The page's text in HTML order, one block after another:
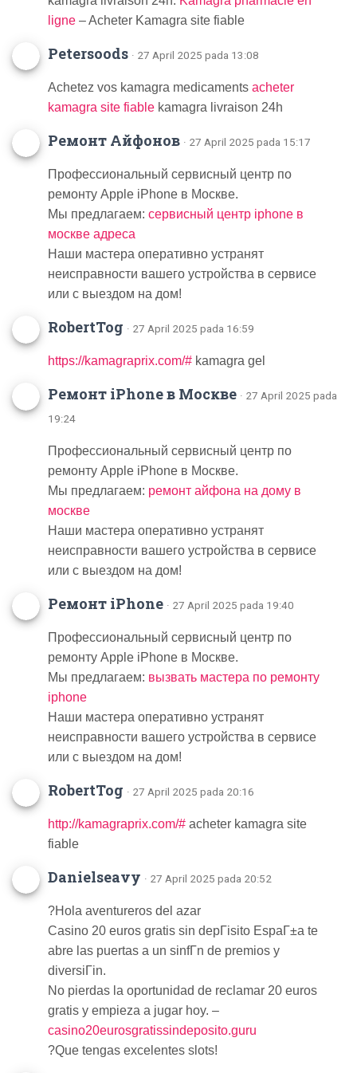
ligne – Acheter Kamagra site fiable
Petersoods · 27 April 2025 pada 13:08
Achetez vos kamagra medicaments acheter
kamagra site fiable kamagra livraison 24h
Ремонт Айфонов · 27 April 2025 pada 15:17
Профессиональный сервисный центр по
ремонту Apple iPhone в Москве.
Мы предлагаем: сервисный центр iphone в
москве адреса
Наши мастера оперативно устранят
неисправности вашего устройства в сервисе
или с выездом на дом!
RobertTog · 27 April 2025 pada 16:59
https://kamagraprix.com/# kamagra gel
Ремонт iPhone в Москве · 27 April 2025 pada
19:24
Профессиональный сервисный центр по
ремонту Apple iPhone в Москве.
Мы предлагаем: ремонт айфона на дому в
москве
Наши мастера оперативно устранят
неисправности вашего устройства в сервисе
или с выездом на дом!
Ремонт iPhone · 27 April 2025 pada 19:40
Профессиональный сервисный центр по
ремонту Apple iPhone в Москве.
Мы предлагаем: вызвать мастера по ремонту
iphone
Наши мастера оперативно устранят
неисправности вашего устройства в сервисе
или с выездом на дом!
RobertTog · 27 April 2025 pada 20:16
http://kamagraprix.com/# acheter kamagra site
fiable
Danielseavy · 27 April 2025 pada 20:52
?Hola aventureros del azar
Casino 20 euros gratis sin depГіsito EspaГ±a te
abre las puertas a un sinfГ­n de premios y
diversiГіn.
No pierdas la oportunidad de reclamar 20 euros
gratis y empieza a jugar hoy. –
casino20eurosgratissindeposito.guru
?Que tengas excelentes slots!